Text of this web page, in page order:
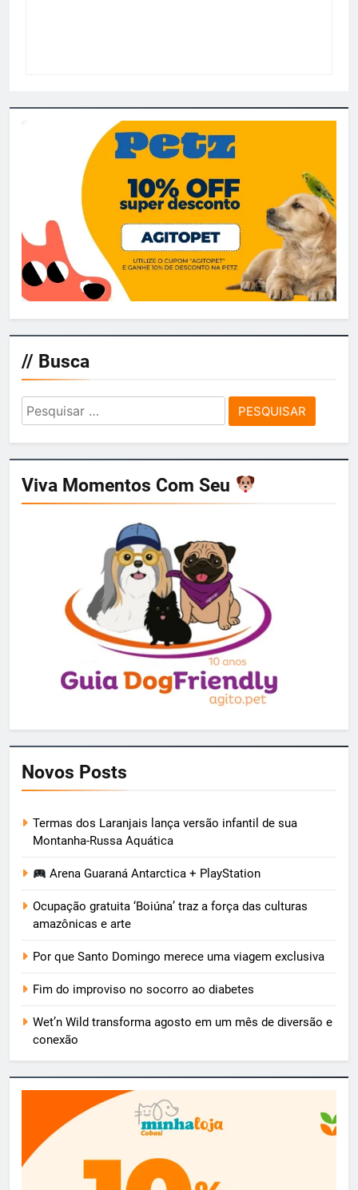
// Busca
Pesquisar
por:
Viva Momentos Com Seu
Novos Posts
Termas dos Laranjais lança versão infantil de sua
Montanha-Russa Aquática
Arena Guaraná Antarctica + PlayStation
Ocupação gratuita ‘Boiúna’ traz a força das culturas
amazônicas e arte
Por que Santo Domingo merece uma viagem exclusiva
Fim do improviso no socorro ao diabetes
Wet’n Wild transforma agosto em um mês de diversão e
conexão